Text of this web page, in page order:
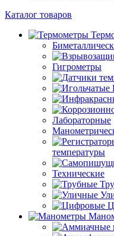
Каталог товаров
Гигрометры
Лабораторные
температуры
Технические